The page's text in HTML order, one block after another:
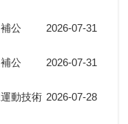
公
2026-07-31
公
2026-07-31
動技術 2026-07-28